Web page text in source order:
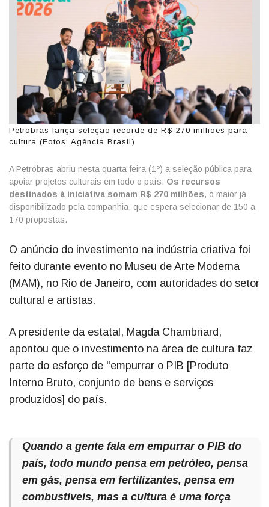
Petrobras lança seleção recorde de R$ 270 milhões para
cultura (Fotos: Agência Brasil)
A Petrobras abriu nesta quarta-feira (1º) a seleção pública para
apoiar projetos culturais em todo o país. Os recursos
destinados à iniciativa somam R$ 270 milhões, o maior já
disponibilizado pela companhia, que espera selecionar de 150 a
170 propostas.
O anúncio do investimento na indústria criativa foi
feito durante evento no Museu de Arte Moderna
(MAM), no Rio de Janeiro, com autoridades do setor
cultural e artistas.
A presidente da estatal, Magda Chambriard,
apontou que o investimento na área de cultura faz
parte do esforço de "empurrar o PIB [Produto
Interno Bruto, conjunto de bens e serviços
produzidos] do país.
Quando a gente fala em empurrar o PIB do
país, todo mundo pensa em petróleo, pensa
em gás, pensa em fertilizantes, pensa em
combustíveis, mas a cultura é uma força